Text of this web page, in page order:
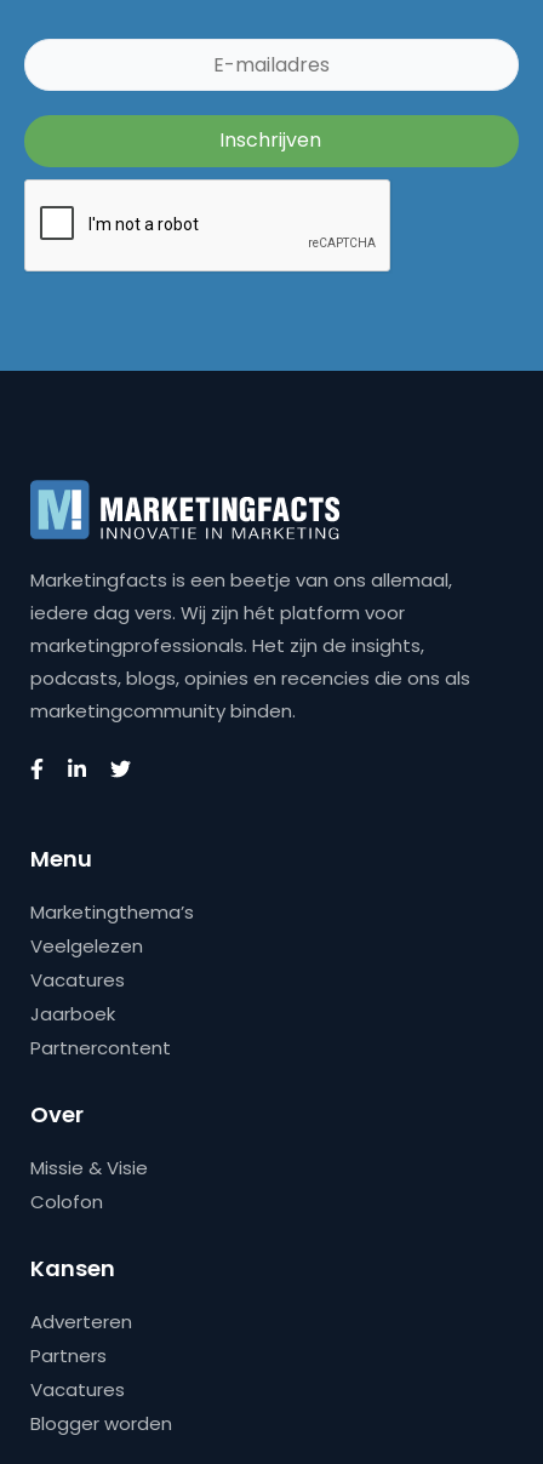
Marketingfacts is een beetje van ons allemaal,
iedere dag vers. Wij zijn hét platform voor
marketingprofessionals. Het zijn de insights,
podcasts, blogs, opinies en recencies die ons als
marketingcommunity binden.
Menu
Marketingthema’s
Veelgelezen
Vacatures
Jaarboek
Partnercontent
Over
Missie & Visie
Colofon
Kansen
Adverteren
Partners
Vacatures
Blogger worden